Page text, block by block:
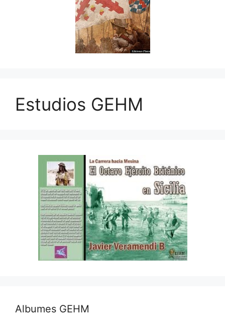
Estudios GEHM
Albumes GEHM